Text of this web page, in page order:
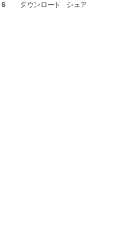
6 ダウンロード シェア